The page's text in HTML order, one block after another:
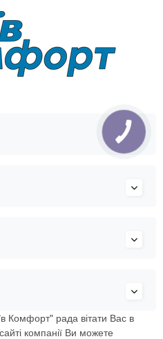
Комфорт" рада вітати Вас в
компанії Ви можете